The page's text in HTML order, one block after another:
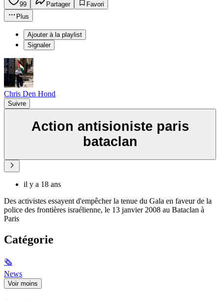
99 Partager
Favori
Plus
Ajouter à la playlist
Signaler
Chris Den Hond
Suivre
Action antisioniste paris
bataclan
il y a 18 ans
Des activistes essayent d'empêcher la tenue du Gala en faveur de la
police des frontières israélienne, le 13 janvier 2008 au Bataclan à
Paris
Catégorie
🗞
News
Voir moins